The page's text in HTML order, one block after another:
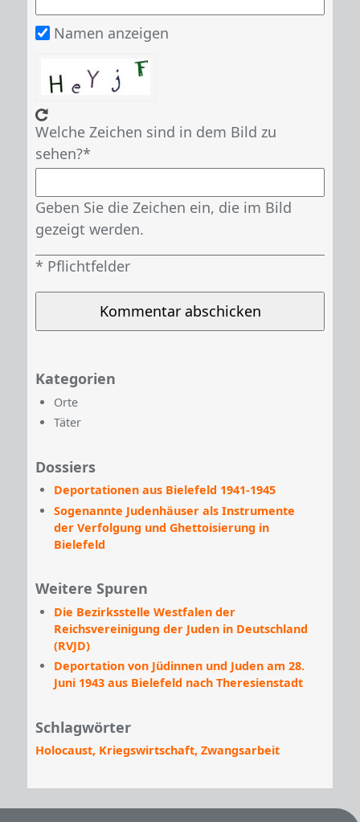
Namen anzeigen
Welche Zeichen sind in dem Bild zu
sehen?
Geben Sie die Zeichen ein, die im Bild
gezeigt werden.
Kategorien
Orte
Täter
Dossiers
Deportationen aus Bielefeld 1941-1945
Sogenannte Judenhäuser als Instrumente
der Verfolgung und Ghettoisierung in
Bielefeld
Weitere Spuren
Die Bezirksstelle Westfalen der
Reichsvereinigung der Juden in Deutschland
(RVJD)
Deportation von Jüdinnen und Juden am 28.
Juni 1943 aus Bielefeld nach Theresienstadt
Schlagwörter
Holocaust Kriegswirtschaft Zwangsarbeit